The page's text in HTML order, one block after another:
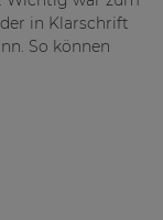
in Klarschrift
So können